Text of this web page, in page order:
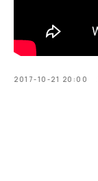
2017-10-21 20:00